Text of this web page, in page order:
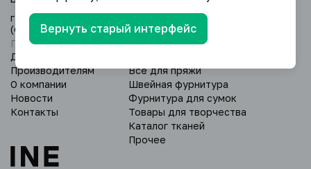
Доставка и оплата
Производителям
О компании
Новости
Контакты
Всё для пряжи
Швейная фурнитура
Фурнитура для сумок
Товары для творчества
Каталог тканей
Прочее
г. Уфа, Дёмский р-н, ул. Глазовская 24/3
(оптовый склад).
Пн - Вс: 9:00 - 18:00.
Вернуть старый интерфейс